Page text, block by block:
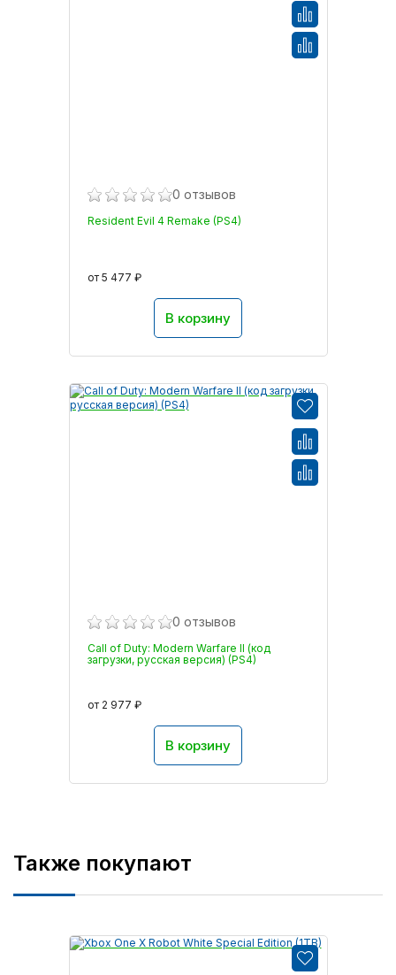
0 отзывов
Resident Evil 4 Remake (PS4)
от 5 477 ₽
В корзину
0 отзывов
Call of Duty: Modern Warfare II (код
загрузки, русская версия) (PS4)
от 2 977 ₽
В корзину
Также покупают